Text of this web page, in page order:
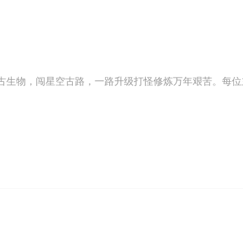
生物，闯星空古路，一路升级打怪修炼万年艰苦。每